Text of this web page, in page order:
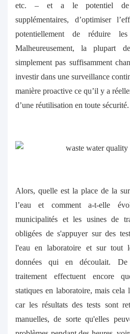
etc. – et a le potentiel de
supplémentaires, d’optimiser
potentiellement de réduire les
Malheureusement, la plupart
simplement pas suffisamment
investir dans une surveillance
manière proactive ce qu’il y a
d’une réutilisation en toute sécurité.
Alors, quelle est la place de la
l’eau et comment a-t-elle
municipalités et les usines de
obligées de s'appuyer sur des
l'eau en laboratoire et sur tout
données qui en découlait. De
traitement effectuent encore
statiques en laboratoire, mais cela
car les résultats des tests sont
manuelles, de sorte qu'elles